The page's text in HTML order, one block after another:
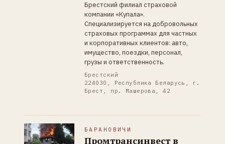
Брестский филиал страховой
компании «Купала».
Специализируется на добровольных
страховых программах для частных
и корпоративных клиентов: авто,
имущество, поездки, персонал,
грузы и ответственность.
Брестский
224030, Республика Беларусь, г.
Брест, пр. Машерова, 42
БАРАНОВИЧИ
Промтрансинвест в